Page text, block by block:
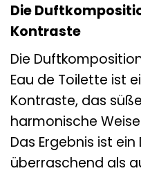
Die
Kontraste
Die
Eau de Toilette ist
Kontraste, das
harmonische
Das Ergebnis ist
überraschend als